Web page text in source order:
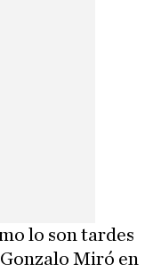
lo son tardes
Miró en